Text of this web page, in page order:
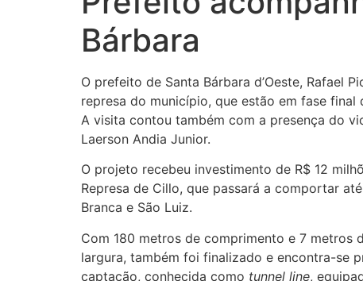
Bárbara
O prefeito de Santa Bárbara d’Oeste, Rafael
represa do município, que estão em fase
A visita contou também com a presença do
Laerson Andia Junior.
O projeto recebeu investimento de R$ 12
Represa de Cillo, que passará a comportar
Branca e São Luiz.
Com 180 metros de comprimento e 7 metros
largura, também foi finalizado e encontra-se
captação, conhecida como tunnel line,